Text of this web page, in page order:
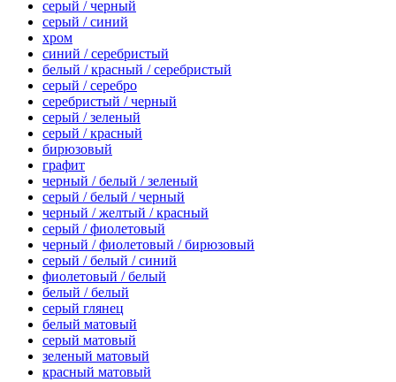
серый / черный
серый / синий
хром
синий / серебристый
белый / красный / серебристый
серый / серебро
серебристый / черный
серый / зеленый
серый / красный
бирюзовый
графит
черный / белый / зеленый
серый / белый / черный
черный / желтый / красный
серый / фиолетовый
черный / фиолетовый / бирюзовый
серый / белый / синий
фиолетовый / белый
белый / белый
серый глянец
белый матовый
серый матовый
зеленый матовый
красный матовый